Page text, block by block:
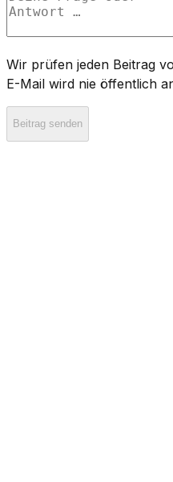
Wir prüfen jeden Beitrag
E-Mail wird nie öffentlich
Beitrag senden